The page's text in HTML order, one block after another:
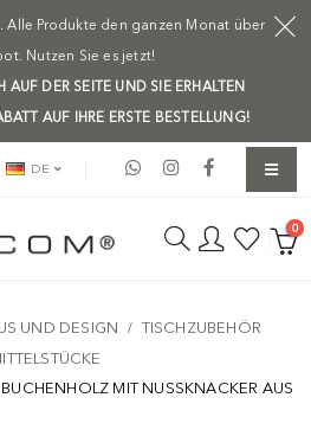
Alle Produkte den ganzen Monat über
Nutzen Sie es jetzt!
AUF DER SEITE UND SIE ERHALTEN
AUF IHRE ERSTE BESTELLUNG!
DE
0
UND DESIGN
TISCHZUBEHÖR
MIT NUSSKNACKER AUS